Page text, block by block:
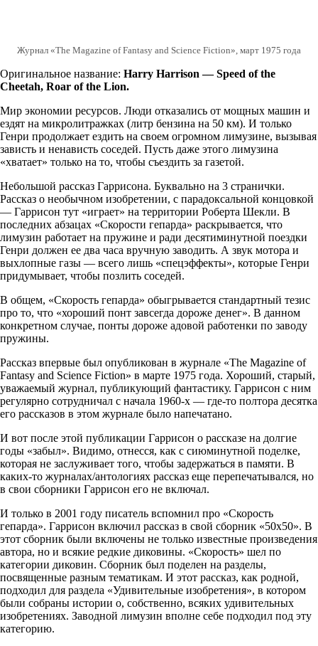
Журнал «The Magazine of Fantasy and Science Fiction», март 1975 года
Оригинальное название: Harry Harrison — Speed of the
Cheetah, Roar of the Lion.
Мир экономии ресурсов. Люди отказались от мощных машин и
ездят на микролитражках (литр бензина на 50 км). И только
Генри продолжает ездить на своем огромном лимузине, вызывая
зависть и ненависть соседей. Пусть даже этого лимузина
«хватает» только на то, чтобы съездить за газетой.
Небольшой рассказ Гаррисона. Буквально на 3 странички.
Рассказ о необычном изобретении, с парадоксальной концовкой
— Гаррисон тут «играет» на территории Роберта Шекли. В
последних абзацах «Скорости гепарда» раскрывается, что
лимузин работает на пружине и ради десятиминутной поездки
Генри должен ее два часа вручную заводить. А звук мотора и
выхлопные газы — всего лишь «спецэффекты», которые Генри
придумывает, чтобы позлить соседей.
В общем, «Скорость гепарда» обыгрывается стандартный тезис
про то, что «хороший понт завсегда дороже денег». В данном
конкретном случае, понты дороже адовой работенки по заводу
пружины.
Рассказ впервые был опубликован в журнале «The Magazine of
Fantasy and Science Fiction» в марте 1975 года. Хороший, старый,
уважаемый журнал, публикующий фантастику. Гаррисон с ним
регулярно сотрудничал с начала 1960-х — где-то полтора десятка
его рассказов в этом журнале было напечатано.
И вот после этой публикации Гаррисон о рассказе на долгие
годы «забыл». Видимо, отнесся, как с сиюминутной поделке,
которая не заслуживает того, чтобы задержаться в памяти. В
каких-то журналах/антологиях рассказ еще перепечатывался, но
в свои сборники Гаррисон его не включал.
И только в 2001 году писатель вспомнил про «Скорость
гепарда». Гаррисон включил рассказ в свой сборник «50х50». В
этот сборник были включены не только известные произведения
автора, но и всякие редкие диковины. «Скорость» шел по
категории диковин. Сборник был поделен на разделы,
посвященные разным тематикам. И этот рассказ, как родной,
подходил для раздела «Удивительные изобретения», в котором
были собраны истории о, собственно, всяких удивительных
изобретениях. Заводной лимузин вполне себе подходил под эту
категорию.